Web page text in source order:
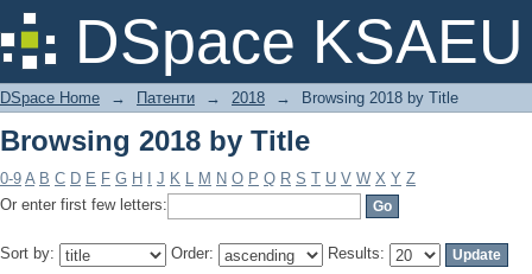
DSpace KSAEU
Browsing 2018 by Title
DSpace Home → Патенти → 2018 → Browsing 2018 by Title
Browsing 2018 by Title
0-9 A B C D E F G H J K L M N O P Q R S T U V W X Y Z
Or enter first few letters:
Sort by: Order: Results: